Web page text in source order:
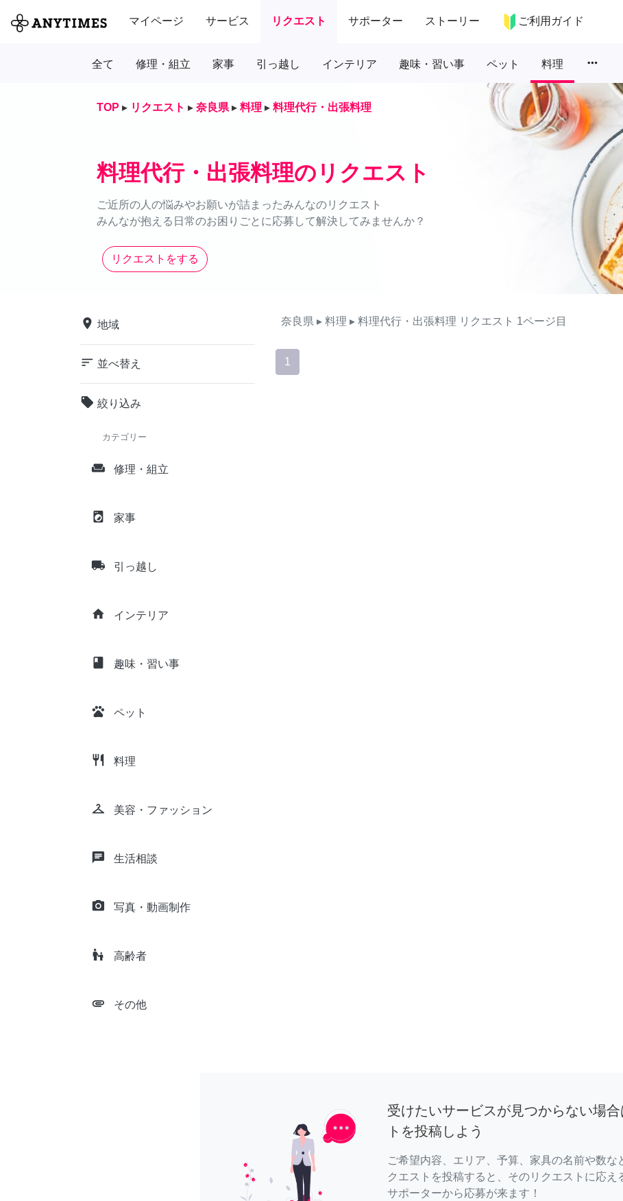
マイページ サービス リクエスト サポーター ストーリー ご利用ガイド
全て 修理・組立 家事 引っ越し インテリア 趣味・習い事 ペット 料理 more_horiz
TOP ▸ リクエスト ▸ 奈良県 ▸ 料理 ▸ 料理代行・出張料理
料理代行・出張料理のリクエスト
ご近所の人の悩みやお願いが詰まったみんなのリクエスト
みんなが抱える日常のお困りごとに応募して解決してみませんか？
リクエストをする
place 地域
sort 並べ替え
local_offer 絞り込み
カテゴリー
weekend 修理・組立
local_laundry_service 家事
local_shipping 引っ越し
home インテリア
class 趣味・習い事
pets ペット
restaurant 料理
checkroom 美容・ファッション
chat 生活相談
camera_alt 写真・動画制作
escalator_warning 高齢者
attachment その他
奈良県 ▸ 料理 ▸ 料理代行・出張料理 リクエスト 1ページ目
1
受けたいサービスが見つからない場合
トを投稿しよう
ご希望内容、エリア、予算、家具の名前や数な
クエストを投稿すると、そのリクエストに応え
サポーターから応募が来ます！